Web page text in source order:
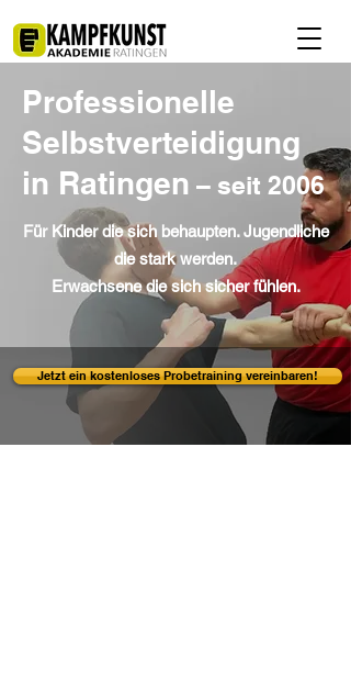
Professionelle
Selbstverteidigung
in Ratingen – seit 2006
Für Kinder die sich behaupten. Jugendliche
die stark werden.
Erwachsene die sich sicher fühlen.
Jetzt ein kostenloses Probetraining vereinbaren!